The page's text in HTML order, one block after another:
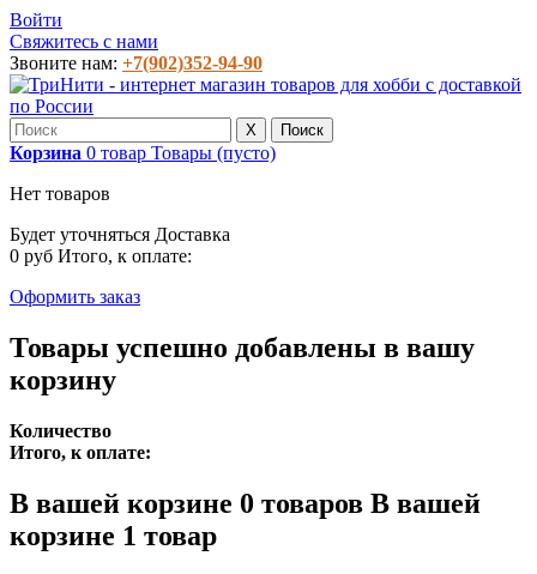
Войти
Свяжитесь с нами
Звоните нам: +7(902)352-94-90
X Поиск
Корзина 0 товар Товары (пусто)
Нет товаров
Будет уточняться Доставка
0 руб Итого, к оплате:
Оформить заказ
Товары успешно добавлены в вашу
корзину
Количество
Итого, к оплате:
В вашей корзине 0 товаров В вашей
корзине 1 товар